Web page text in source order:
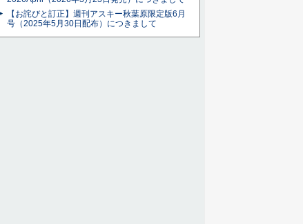
【お詫びと訂正】週刊アスキー秋葉原限定版6月
号（2025年5月30日配布）につきまして